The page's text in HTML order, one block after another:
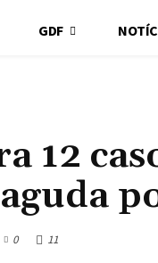
GDF
12
0 11